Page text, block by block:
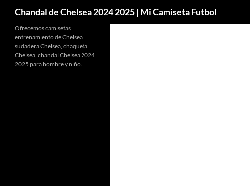
Chandal de Chelsea 2024 2025 | Mi Camiseta Futbol
Ofrecemos camisetas
entrenamiento de Chelsea,
sudadera Chelsea, chaqueta
Chelsea, chandal Chelsea 2024
2025 para hombre y niño.